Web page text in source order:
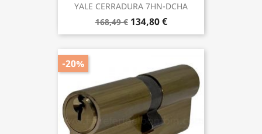
YALE CERRADURA 7HN-DCHA
168,49 € 134,80 €
-20%